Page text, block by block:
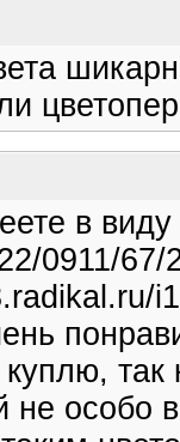
в
0911/67/
так
не особо